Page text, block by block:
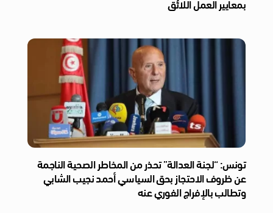
تونس: “لجنة العدالة” تحذر من المخاطر الصحية الناجمة
عن ظروف الاحتجاز بحق السياسي أحمد نجيب الشابي
وتطالب بالإفراج الفوري عنه